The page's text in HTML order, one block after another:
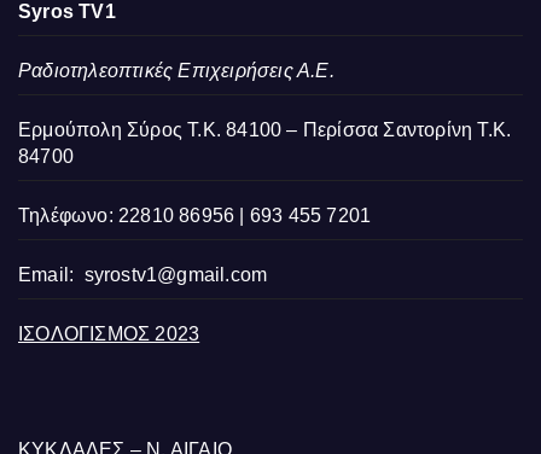
Syros TV1
Ραδιοτηλεοπτικές Επιχειρήσεις Α.Ε.
Ερμούπολη Σύρος Τ.Κ. 84100 – Περίσσα Σαντορίνη Τ.Κ.
84700
Τηλέφωνο: 22810 86956 | 693 455 7201
Email: syrostv1@gmail.com
ΙΣΟΛΟΓΙΣΜΟΣ 2023
ΚΥΚΛΑΔΕΣ – Ν. ΑΙΓΑΙΟ